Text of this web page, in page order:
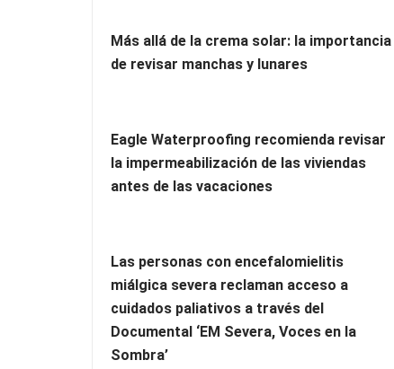
Más allá de la crema solar: la importancia
de revisar manchas y lunares
Eagle Waterproofing recomienda revisar
la impermeabilización de las viviendas
antes de las vacaciones
Las personas con encefalomielitis
miálgica severa reclaman acceso a
cuidados paliativos a través del
Documental ‘EM Severa, Voces en la
Sombra’